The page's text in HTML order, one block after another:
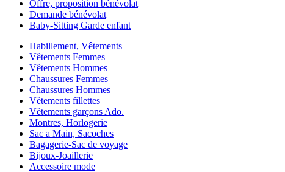
Offre, proposition bénévolat
Demande bénévolat
Baby-Sitting Garde enfant
Habillement, Vêtements
Vêtements Femmes
Vêtements Hommes
Chaussures Femmes
Chaussures Hommes
Vêtements fillettes
Vêtements garçons Ado.
Montres, Horlogerie
Sac a Main, Sacoches
Bagagerie-Sac de voyage
Bijoux-Joaillerie
Accessoire mode